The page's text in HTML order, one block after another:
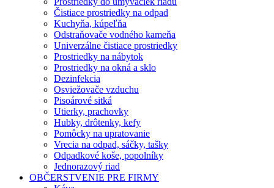
Čistiace prostriedky na odpad
Kuchyňa, kúpeľňa
Odstraňovače vodného kameňa
Univerzálne čistiace prostriedky
Prostriedky na nábytok
Prostriedky na okná a sklo
Dezinfekcia
Osviežovače vzduchu
Pisoárové sitká
Utierky, prachovky
Hubky, drôtenky, kefy
Pomôcky na upratovanie
Vrecia na odpad, sáčky, tašky
Odpadkové koše, popolníky
Jednorazový riad
OBČERSTVENIE PRE FIRMY